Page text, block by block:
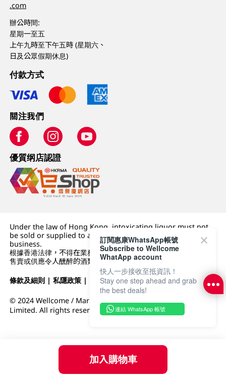
加入購物車
.com
辦公時間:
星期一至五
上午九時至下午五時 (星期六、
日及公眾假期休息)
付款方式
關注我們
優質纲店認證
Under the law of Hong Kong, intoxicating liquor must not
be sold or supplied to a minor (under 18) in the course of
business.
根據香港法律，不得在業務過程中，向未成年人 (18 歲以下人士)
售賣或供應令人醺醉的酒類。
條款及細則 |私隱政策 | DFI零售集團
© 2024 Wellcome / Market Place. The Dairy Farm Company
Limited. All rights reserved.
訂閱惠康WhatsApp帳號
Subscribe to Wellcome
WhatApp account
快人一步接收至抵資訊！
Stay one step ahead and grab
the best deals!
連結 WhatsApp 帳號